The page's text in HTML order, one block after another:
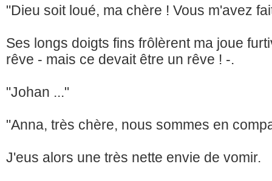
"Dieu soit loué, ma chère ! Vous m'avez
Ses longs doigts fins frôlèrent ma joue
rêve - mais ce devait être un rêve ! -.
"Johan ..."
"Anna, très chère, nous sommes en
J'eus alors une très nette envie de vomir.